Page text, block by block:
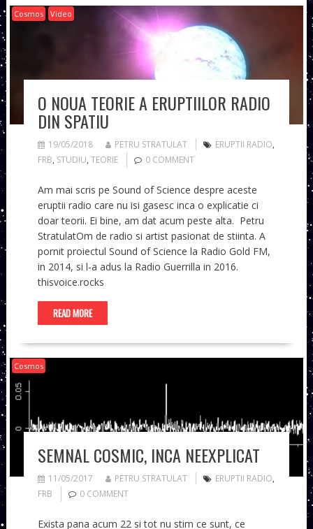
Cosmos Video
O NOUA TEORIE A ERUPTIILOR RADIO
DIN SPATIU
19/05/2018 PETRU STRATULAT ERUPTII RADIO,
FRB, STUDIU, TEORIE 0 COMMENT
Am mai scris pe Sound of Science despre aceste
eruptii radio care nu isi gasesc inca o explicatie ci
doar teorii. Ei bine, am dat acum peste alta. Petru
StratulatOm de radio si artist pasionat de stiinta. A
pornit proiectul Sound of Science la Radio Gold FM,
in 2014, si l-a adus la Radio Guerrilla in 2016.
thisvoice.rocks
READ MORE
Cosmos
SEMNAL COSMIC, INCA NEEXPLICAT
11/05/2017 PETRU STRATULAT ERUPTII RADIO,
FRB
0 COMMENT
Exista pana acum 22 si tot nu stim ce sunt, ce